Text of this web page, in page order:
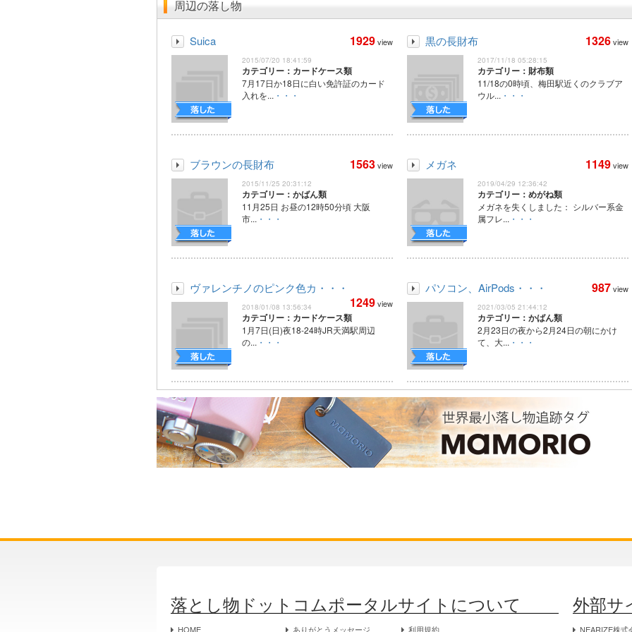
周辺の落し物
Suica 1929view
2015/07/20 18:41:59
カテゴリー：カードケース類
7月17日か18日に白い免許証のカード
入れを... ・・・
黒の長財布 1326view
2017/11/18 05:28:15
カテゴリー：財布類
11/18の0時頃、梅田駅近くのクラブア
ウル... ・・・
ブラウンの長財布 1563view
2015/11/25 20:31:12
カテゴリー：かばん類
11月25日 お昼の12時50分頃 大阪
市... ・・・
メガネ 1149view
2019/04/29 12:36:42
カテゴリー：めがね類
メガネを失くしました： シルバー系金
属フレ... ・・・
ヴァレンチノのピンク色カ・・・
1249view
2018/01/08 13:56:34
カテゴリー：カードケース類
1月7日(日)夜18-24時JR天満駅周辺
の... ・・・
パソコン、AirPods・・・ 987view
2021/03/05 21:44:12
カテゴリー：かばん類
2月23日の夜から2月24日の朝にかけ
て、大... ・・・
落とし物ドットコムポータルサイトについて
HOME ありがとうメッセージ 利用規約
外部サ
NEARIZE株式